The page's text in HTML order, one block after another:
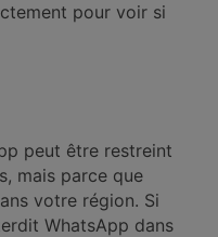
pour voir si
peut être restreint
mais parce que
votre région. Si
WhatsApp dans